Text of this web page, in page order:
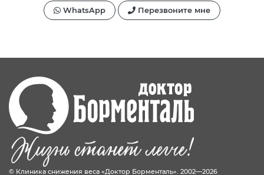
WhatsApp Перезвоните мне
© Клиника снижения веса «Доктор Борменталь». 2002—2026